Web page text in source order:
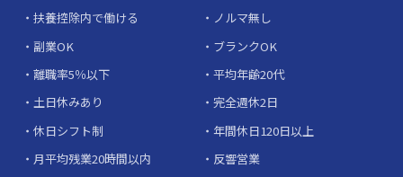
扶養控除内で働ける
ノルマ無し
副業OK
ブランクOK
離職率5％以下
平均年齢20代
土日休みあり
完全週休2日
休日シフト制
年間休日120日以上
月平均残業20時間以内
反響営業